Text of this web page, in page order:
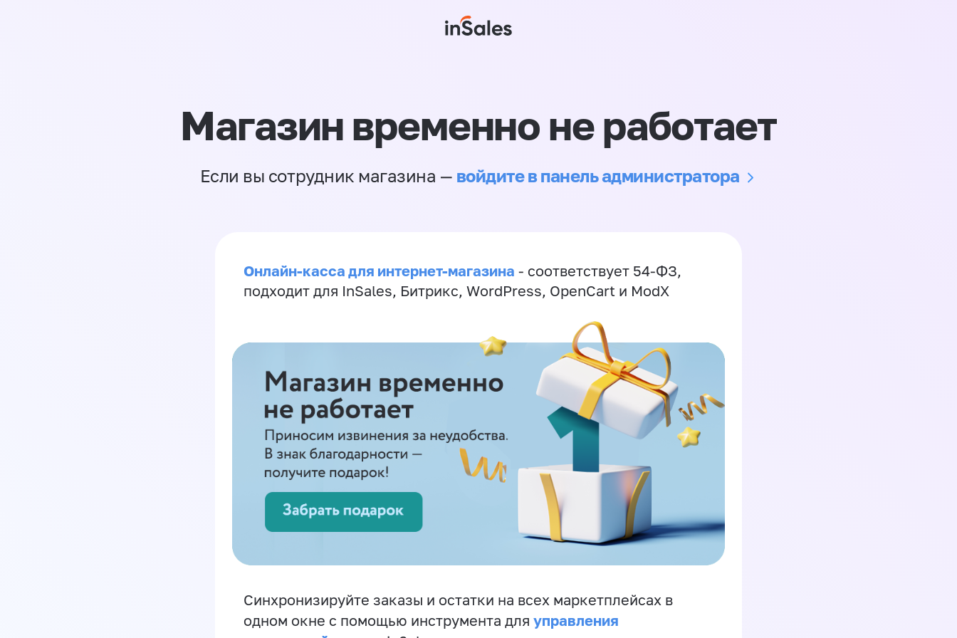
Магазин временно не работает
Если вы сотрудник магазина — войдите в панель администратора
Онлайн-касса для интернет-магазина - соответствует 54-ФЗ,
подходит для InSales, Битрикс, WordPress, OpenCart и ModX
Синхронизируйте заказы и остатки на всех маркетплейсах в
одном окне с помощью инструмента для управления